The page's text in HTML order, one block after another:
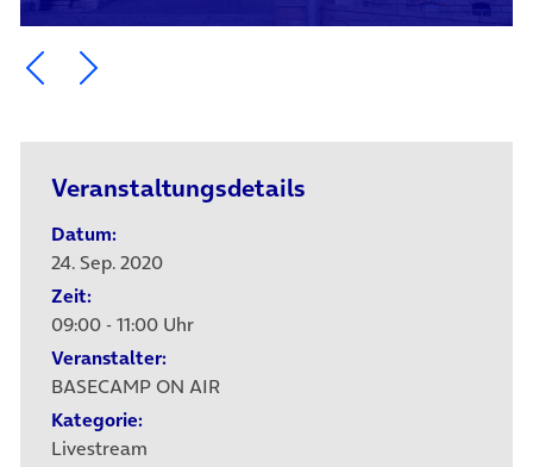
Ein Element zurück blättern
Ein Element weiter blättern
Veranstaltungsdetails
Datum:
24. Sep. 2020
Zeit:
09:00 - 11:00 Uhr
Veranstalter:
BASECAMP ON AIR
Kategorie:
Livestream